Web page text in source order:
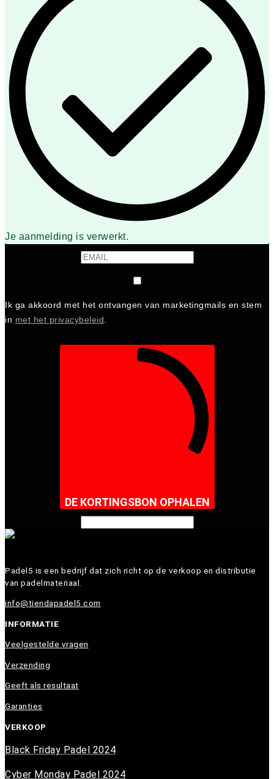
Je aanmelding is verwerkt.
Ik ga akkoord met het ontvangen van marketingmails en stem
in met het privacybeleid
DE KORTINGSBON OPHALEN
Padel5 is een bedrijf dat zich richt op de verkoop en distributie
van padelmateriaal.
info@tiendapadel5.com
INFORMATIE
Veelgestelde vragen
Verzending
Geeft als resultaat
Garanties
VERKOOP
Black Friday Padel 2024
Cyber Monday Padel 2024